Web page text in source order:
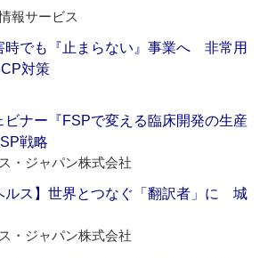
報サービス
時でも『止まらない』事業へ 非常用
対策
ビナー『FSPで変える臨床開発の生産
戦略
・ジャパン株式会社
ルス】世界とつなぐ「翻訳者」に 城
・ジャパン株式会社